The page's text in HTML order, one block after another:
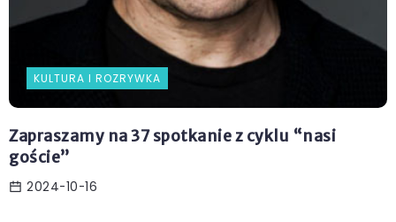
KULTURA I ROZRYWKA
Zapraszamy na 37 spotkanie z cyklu “nasi
goście”
2024-10-16